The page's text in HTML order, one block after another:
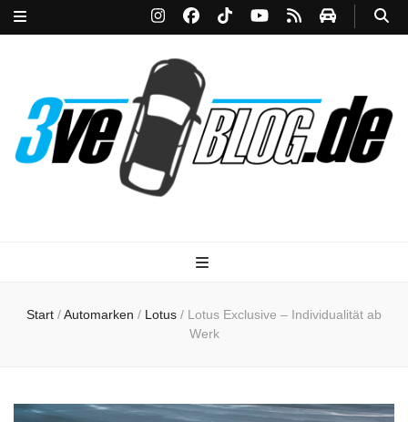
Start /Automarken / Lotus / Lotus Exclusive – Individualität ab
Werk